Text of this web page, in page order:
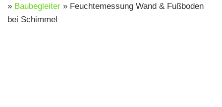
» Baubegleiter » Feuchtemessung Wand & Fußboden
bei Schimmel